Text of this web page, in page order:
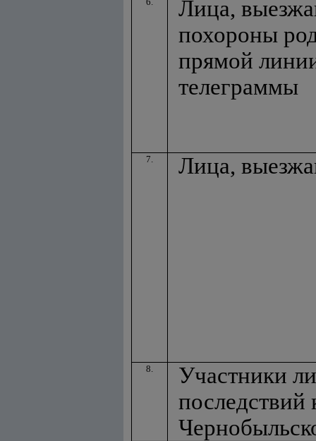
Лица,
похороны
прямой
телеграммы
7. Лица,
8.
Участники
последствий